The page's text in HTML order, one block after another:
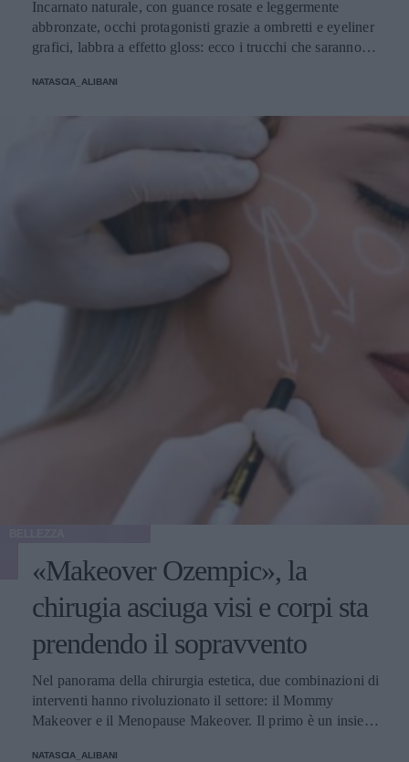
Incarnato naturale, con guance rosate e leggermente
abbronzate, occhi protagonisti grazie a ombretti e eyeliner
grafici, labbra a effetto gloss: ecco i trucchi che saranno
NATASCIA_ALIBANI
«Makeover Ozempic», la
chirugia asciuga visi e corpi sta
prendendo il sopravvento
Nel panorama della chirurgia estetica, due combinazioni di
interventi hanno rivoluzionato il settore: il Mommy
Makeover e il Menopause Makeover. Il primo è un insieme
NATASCIA_ALIBANI